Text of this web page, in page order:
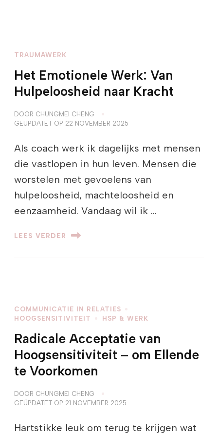
TRAUMAWERK
Het Emotionele Werk: Van
Hulpeloosheid naar Kracht
DOOR CHUNGMEI CHENG
GEÜPDATET OP 22 NOVEMBER 2025
Als coach werk ik dagelijks met mensen
die vastlopen in hun leven. Mensen die
worstelen met gevoelens van
hulpeloosheid, machteloosheid en
eenzaamheid. Vandaag wil ik …
LEES VERDER
COMMUNICATIE IN RELATIES
HOOGSENSITIVITEIT
HSP & WERK
Radicale Acceptatie van
Hoogsensitiviteit – om Ellende
te Voorkomen
DOOR CHUNGMEI CHENG
GEÜPDATET OP 21 NOVEMBER 2025
Hartstikke leuk om terug te krijgen wat